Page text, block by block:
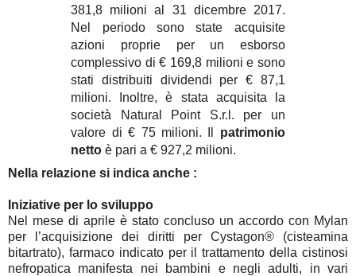
381,8 milioni al 31 dicembre 2017.
Nel periodo sono state acquisite
azioni proprie per un esborso
complessivo di € 169,8 milioni e sono
stati distribuiti dividendi per € 87,1
milioni. Inoltre, è stata acquisita la
società Natural Point S.r.l. per un
valore di € 75 milioni. Il patrimonio
nettoè pari a € 927,2 milioni.
Nella relazione si indica anche :
Iniziative per lo sviluppo
Nel mese di aprile è stato concluso un accordo con Mylan
per l’acquisizione dei diritti per Cystagon® (cisteamina
bitartrato), farmaco indicato per il trattamento della cistinosi
nefropatica manifesta nei bambini e negli adulti, in vari